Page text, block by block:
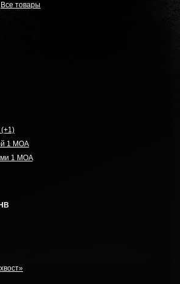
Все товары
(+1)
1 MOA
1 MOA